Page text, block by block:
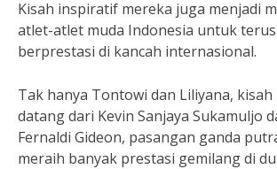
Kisah inspiratif mereka juga menjadi
atlet-atlet muda Indonesia untuk
berprestasi di kancah internasional.
Tak hanya Tontowi dan Liliyana,
datang dari Kevin Sanjaya Sukamuljo
Fernaldi Gideon, pasangan ganda
meraih banyak prestasi gemilang di